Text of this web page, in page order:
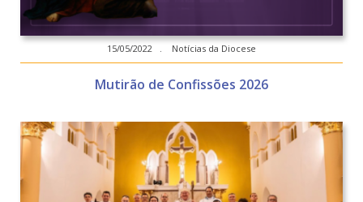
15/05/2022 . Notícias da Diocese
Mutirão de Confissões 2026